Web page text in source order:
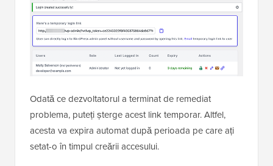
Odată ce dezvoltatorul a terminat de remediat
problema, puteți șterge acest link temporar. Altfel,
acesta va expira automat după perioada pe care ați
setat-o în timpul creării accesului.